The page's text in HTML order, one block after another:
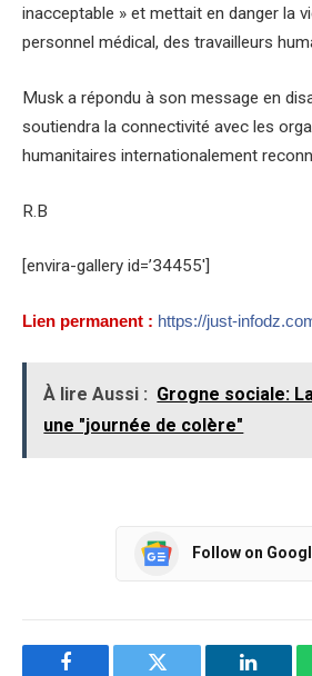
inacceptable » et mettait en danger la
personnel médical, des travailleurs
Musk a répondu à son message en
soutiendra la connectivité avec les
humanitaires internationalement
R.B
[envira-gallery id=’34455′]
Lien permanent : https://just-
À lire Aussi : Grogne sociale:
une "journée de colère"
Follow on